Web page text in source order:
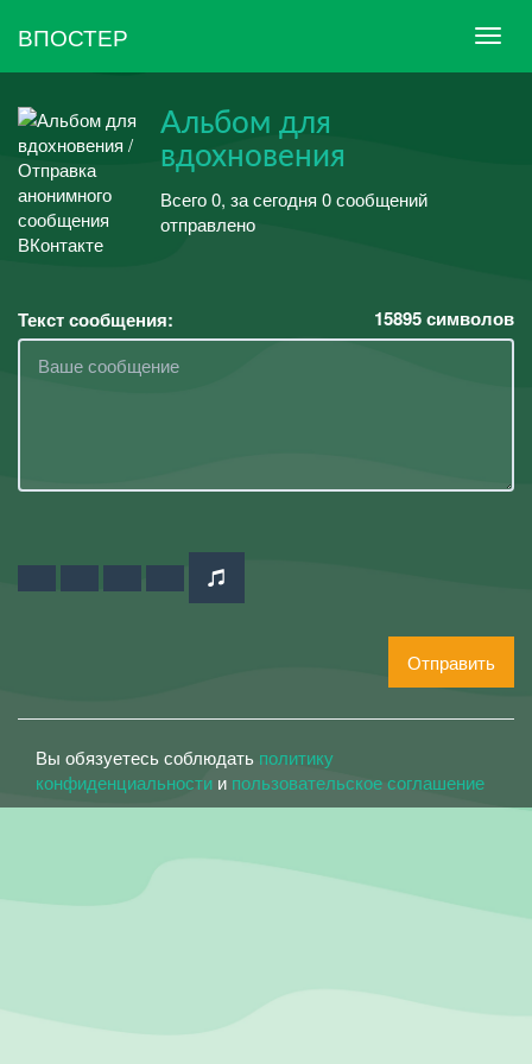
ВПОСТЕР
Альбом для
вдохновения
Всего 0, за сегодня 0 сообщений
отправлено
Текст сообщения: 15895символов
Отправить
Вы обязуетесь соблюдать политику
конфиденциальности и пользовательское соглашение